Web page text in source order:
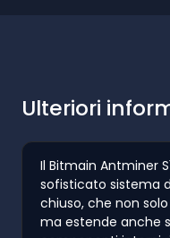
Ulteriori
Il Bitmain Antminer
sofisticato sistema
chiuso, che non
ma estende anche